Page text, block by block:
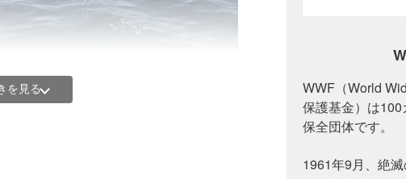
まいました
の行く末の見えない中、養殖再開にあ
殖施設を震災以前の3分の1まで減らす
を見る
WWF（World
保護基金）は
保全団体です。
1961年9月、絶